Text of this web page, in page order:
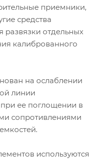
приемники,
средства
развязки отдельных
калиброванного
на ослаблении
линии
ее поглощении в
сопротивлениями
используются